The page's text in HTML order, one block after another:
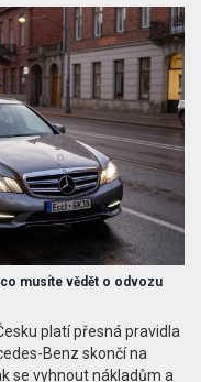
musíte vědět o odvozu
platí přesná pravidla
Benz skončí na
se vyhnout nákladům a